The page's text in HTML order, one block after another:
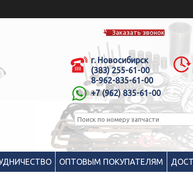
Заказать звонок
г. Новосибирск
(383) 255-61-00
8-962-835-61-00
+7 (962) 835-61-00
ОПТОВЫМ ПОКУПАТЕЛЯМ